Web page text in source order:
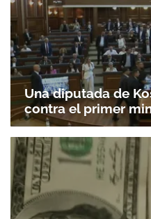
Una diputada de
contra el primer